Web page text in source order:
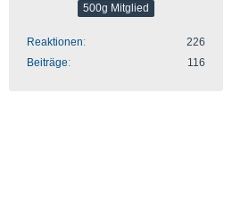
500g Mitglied
Reaktionen
226
Beiträge
116